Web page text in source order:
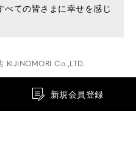
べての皆さまに幸せを感じ
KIJINOMORI Co.,LTD.
新規会員登録